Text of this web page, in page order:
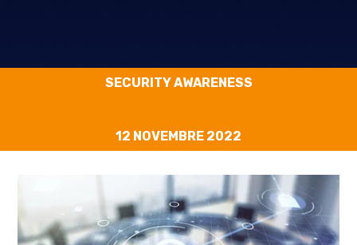
SECURITY AWARENESS
12 NOVEMBRE 2022